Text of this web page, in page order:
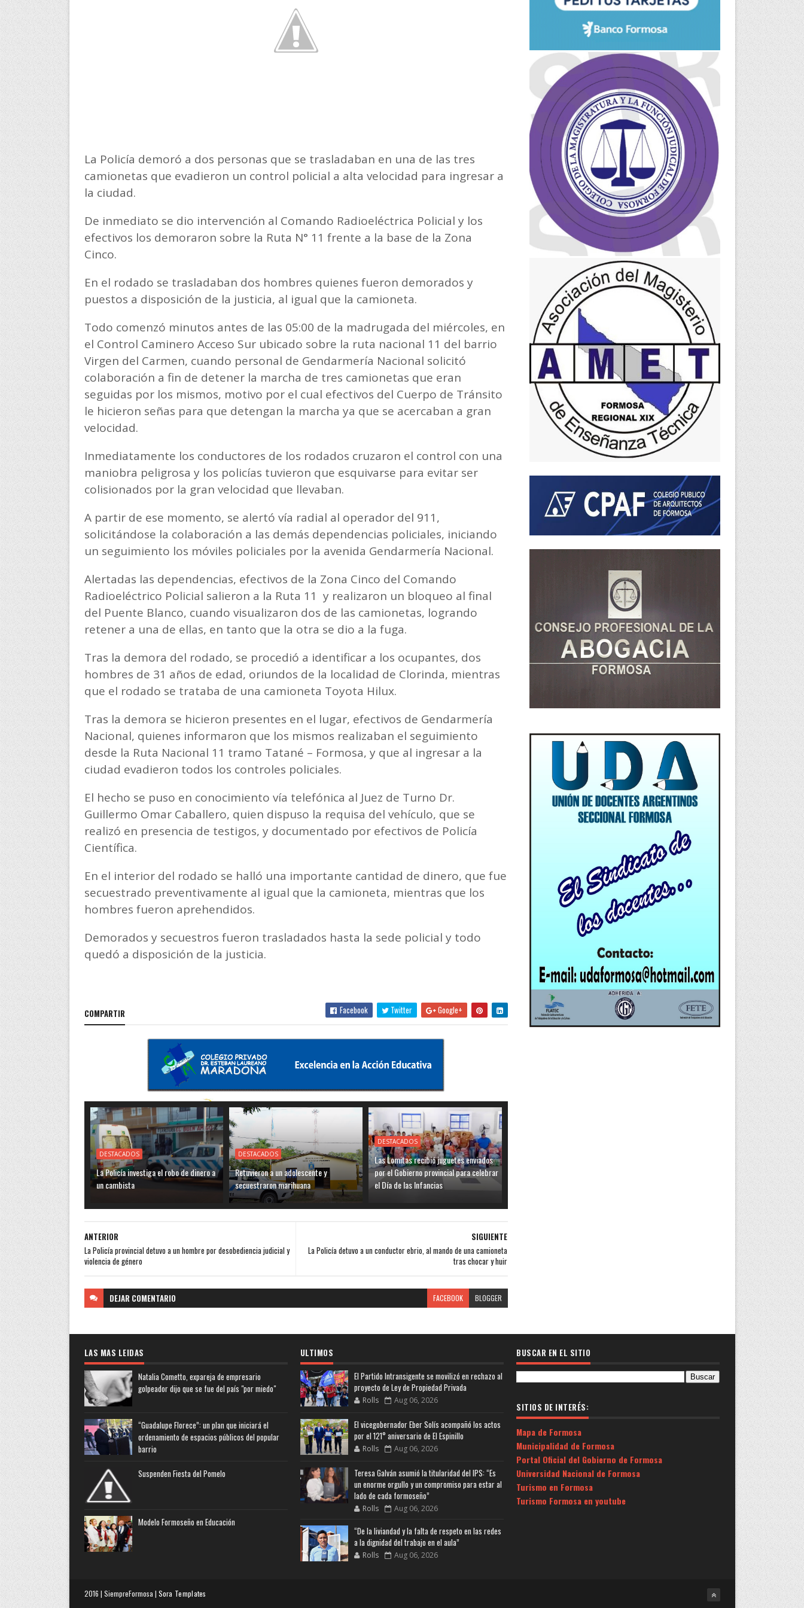
La Policía demoró a dos personas que se trasladaban en una de las tres
camionetas que evadieron un control policial a alta velocidad para ingresar a
la ciudad.
De inmediato se dio intervención al Comando Radioeléctrica Policial y los
efectivos los demoraron sobre la Ruta N° 11 frente a la base de la Zona
Cinco.
En el rodado se trasladaban dos hombres quienes fueron demorados y
puestos a disposición de la justicia, al igual que la camioneta.
Todo comenzó minutos antes de las 05:00 de la madrugada del miércoles, en
el Control Caminero Acceso Sur ubicado sobre la ruta nacional 11 del barrio
Virgen del Carmen, cuando personal de Gendarmería Nacional solicitó
colaboración a fin de detener la marcha de tres camionetas que eran
seguidas por los mismos, motivo por el cual efectivos del Cuerpo de Tránsito
le hicieron señas para que detengan la marcha ya que se acercaban a gran
velocidad.
Inmediatamente los conductores de los rodados cruzaron el control con una
maniobra peligrosa y los policías tuvieron que esquivarse para evitar ser
colisionados por la gran velocidad que llevaban.
A partir de ese momento, se alertó vía radial al operador del 911,
solicitándose la colaboración a las demás dependencias policiales, iniciando
un seguimiento los móviles policiales por la avenida Gendarmería Nacional.
Alertadas las dependencias, efectivos de la Zona Cinco del Comando
Radioeléctrico Policial salieron a la Ruta 11 y realizaron un bloqueo al final
del Puente Blanco, cuando visualizaron dos de las camionetas, logrando
retener a una de ellas, en tanto que la otra se dio a la fuga.
Tras la demora del rodado, se procedió a identificar a los ocupantes, dos
hombres de 31 años de edad, oriundos de la localidad de Clorinda, mientras
que el rodado se trataba de una camioneta Toyota Hilux.
Tras la demora se hicieron presentes en el lugar, efectivos de Gendarmería
Nacional, quienes informaron que los mismos realizaban el seguimiento
desde la Ruta Nacional 11 tramo Tatané – Formosa, y que al ingresar a la
ciudad evadieron todos los controles policiales.
El hecho se puso en conocimiento vía telefónica al Juez de Turno Dr.
Guillermo Omar Caballero, quien dispuso la requisa del vehículo, que se
realizó en presencia de testigos, y documentado por efectivos de Policía
Científica.
En el interior del rodado se halló una importante cantidad de dinero, que fue
secuestrado preventivamente al igual que la camioneta, mientras que los
hombres fueron aprehendidos.
Demorados y secuestros fueron trasladados hasta la sede policial y todo
quedó a disposición de la justicia.
COMPARTIR Facebook Twitter Google+
DESTACADOS
La Policía investiga el robo de dinero a
un cambista
DESTACADOS
Retuvieron a un adolescente y
secuestraron marihuana
DESTACADOS
Las Lomitas recibió juguetes enviados
por el Gobierno provincial para celebrar
el Día de las Infancias
SIGUIENTE
La Policía detuvo a un conductor ebrio, al mando de una camioneta
tras chocar y huir
ANTERIOR
La Policía provincial detuvo a un hombre por desobediencia judicial y
violencia de género
DEJAR COMENTARIO FACEBOOK BLOGGER
LAS MAS LEIDAS
Natalia Cometto, expareja de empresario
golpeador dijo que se fue del país "por miedo"
“Guadalupe Florece”: un plan que iniciará el
ordenamiento de espacios públicos del popular
barrio
Suspenden Fiesta del Pomelo
Modelo Formoseño en Educación
ULTIMOS
El Partido Intransigente se movilizó en rechazo al
proyecto de Ley de Propiedad Privada
Rolls Aug 06, 2026
El vicegobernador Eber Solís acompañó los actos
por el 121° aniversario de El Espinillo
Rolls Aug 06, 2026
Teresa Galván asumió la titularidad del IPS: “Es
un enorme orgullo y un compromiso para estar al
lado de cada formoseño”
Rolls Aug 06, 2026
“De la liviandad y la falta de respeto en las redes
a la dignidad del trabajo en el aula”
Rolls Aug 06, 2026
BUSCAR EN EL SITIO
SITIOS DE INTERÉS:
Mapa de Formosa
Municipalidad de Formosa
Portal Oficial del Gobierno de Formosa
Universidad Nacional de Formosa
Turismo en Formosa
Turismo Formosa en youtube
2016 | SiempreFormosa | Sora Templates